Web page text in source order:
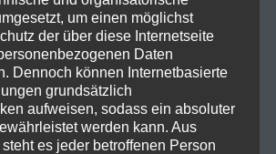
um einen möglichst
der über diese Internetseite
Daten
Dennoch können Internetbasierte
grundsätzlich
aufweisen, sodass ein absoluter
werden kann. Aus
es jeder betroffenen Person